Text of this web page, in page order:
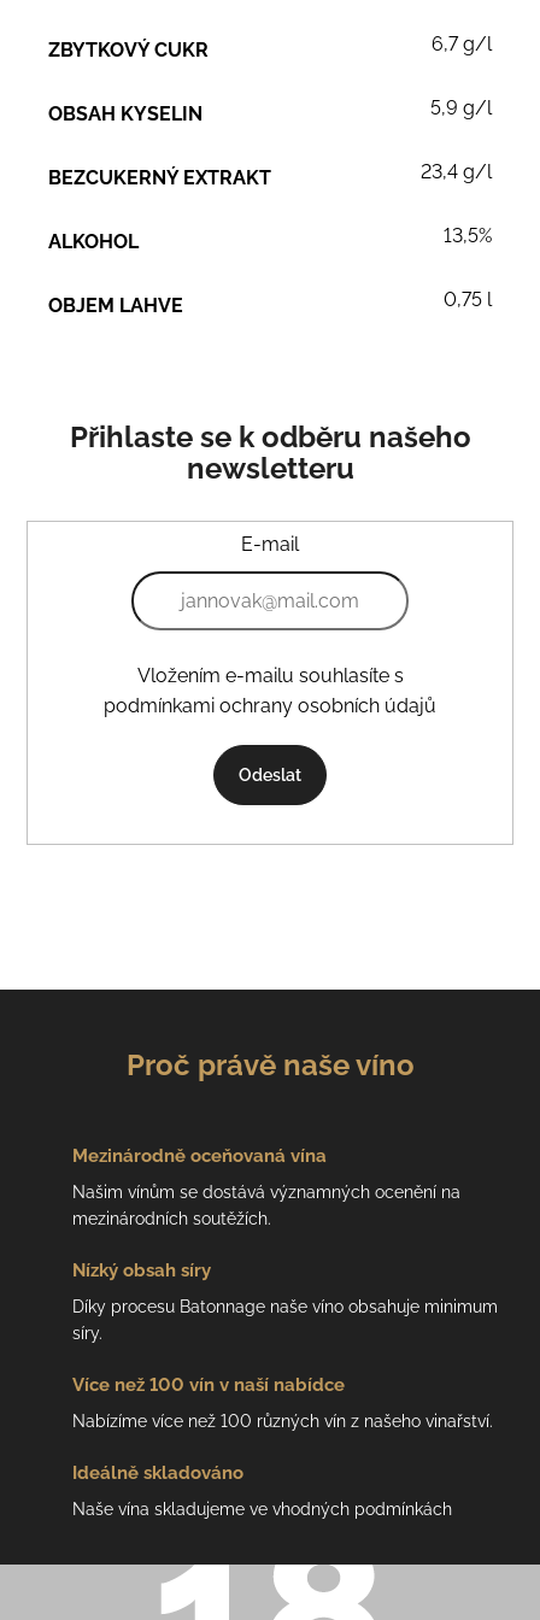
ZBYTKOVÝ CUKR 6,7 g/l
OBSAH KYSELIN 5,9 g/l
BEZCUKERNÝ EXTRAKT 23,4 g/l
ALKOHOL 13,5%
OBJEM LAHVE 0,75 l
Přihlaste se k odběru našeho
newsletteru
E-mail
podmínkami ochrany osobních údajů
Odeslat
Proč právě naše víno
Mezinárodně oceňovaná vína
Našim vínům se dostává významných ocenění na
mezinárodních soutěžích.
Nízký obsah síry
Díky procesu Batonnage naše víno obsahuje minimum
síry.
Více než 100 vín v naší nabídce
Nabízíme více než 100 různých vín z našeho vinařství.
Ideálně skladováno
Naše vína skladujeme ve vhodných podmínkách